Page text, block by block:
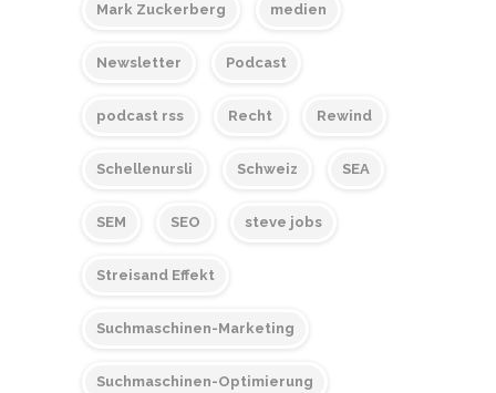
Mark Zuckerberg medien
Newsletter Podcast
podcast rss Recht Rewind
Schellenursli Schweiz SEA
SEM SEO steve jobs
Streisand Effekt
Suchmaschinen-Marketing
Suchmaschinen-Optimierung